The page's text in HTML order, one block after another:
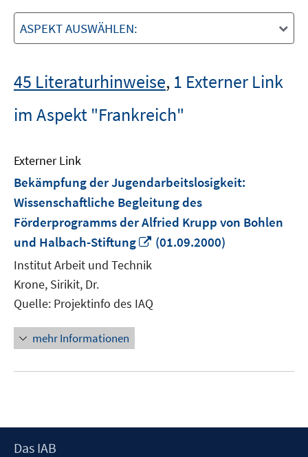
ASPEKT AUSWÄHLEN:
45 Literaturhinweise, 1 Externer Link
im Aspekt "Frankreich"
Externer Link
Bekämpfung der Jugendarbeitslosigkeit:
Wissenschaftliche Begleitung des
Förderprogramms der Alfried Krupp von Bohlen
und Halbach-Stiftung
In
(01.09.2000)
Institut Arbeit und Technik
Krone, Sirikit, Dr.
Quelle: Projektinfo des IAQ
mehr Informationen
Footer
Das IAB